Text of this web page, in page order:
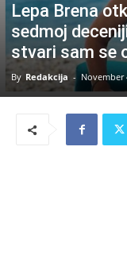
Lepa Brena
sedmoj
stvari sam se
By Redakcija - November